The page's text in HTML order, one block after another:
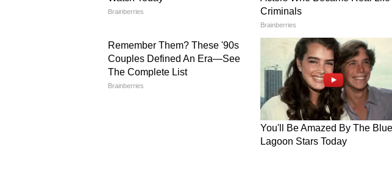
कर्मचारी यूनियनों की मांगें
फिटमेंट फैक्टर (Fitment Factor) बढ़े, जिससे बेसिक सैलरी में
न्यूनतम सैलरी (Minimum Pay) को आज के खर्चों के हिसाब से
पुराने डीए को बेसिक सैलरी में शामिल किया जाए।
पेंशन का नए सिरे से रिवीजन हो, ताकि रिटायर हो चुके बुजुर्गों को